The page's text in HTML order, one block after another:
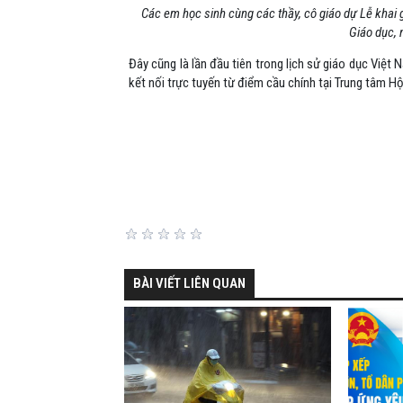
Các em học sinh cùng các thầy, cô giáo dự Lễ
Giáo dục,
Đây cũng là lần đầu tiên trong lịch sử giáo dục Việt
kết nối trực tuyến từ điểm cầu chính tại Trung tâm
BÀI VIẾT LIÊN QUAN